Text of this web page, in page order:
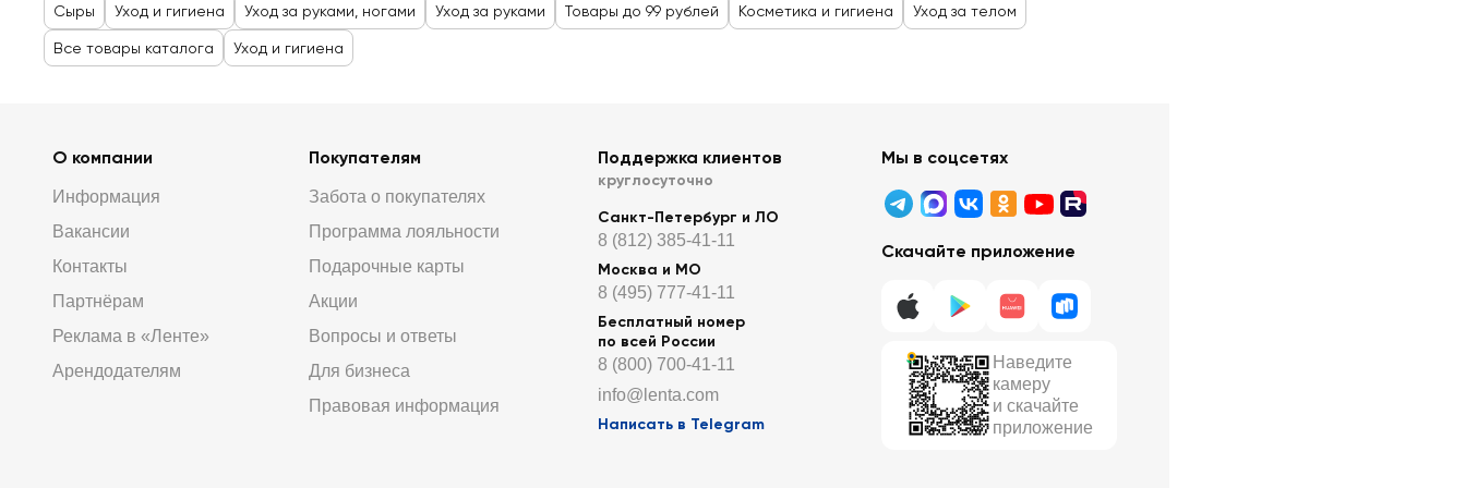
Сыры Уход и гигиена Уход за руками, ногами Уход за руками Товары до 99 рублей Косметика и гигиена Уход за телом
Все товары каталога Уход и гигиена
О компании
Информация
Вакансии
Контакты
Партнёрам
Реклама в «Ленте»
Арендодателям
Покупателям
Забота о покупателях
Программа лояльности
Подарочные карты
Акции
Вопросы и ответы
Для бизнеса
Правовая информация
Поддержка клиентов
круглосуточно
Санкт-Петербург и ЛО
8 (812) 385-41-11
Москва и МО
8 (495) 777-41-11
Бесплатный номер
по всей России
8 (800) 700-41-11
info@lenta.com
Написать в Telegram
Мы в соцсетях
Скачайте приложение
Наведите
камеру
и скачайте
приложение